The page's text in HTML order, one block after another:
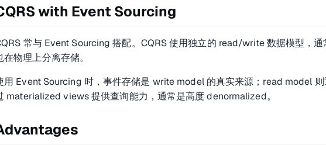
with Event Sourcing
常与 Event Sourcing 搭配。CQRS 使用独立的 read/write 数据模型，通
在物理上分离存储。
用 Event Sourcing 时，事件存储是 write model 的真实来源；read model 则
materialized views 提供查询能力，通常是高度 denormalized。